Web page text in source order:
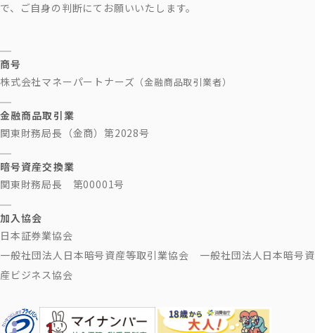
で、ご自身の判断にてお願いいたします。
商号
株式会社マネーパートナーズ （金融商品取引業者）
金融商品取引業
関東財務局長（金商）第2028号
暗号資産交換業
関東財務局長 第00001号
加入協会
日本証券業協会
一般社団法人日本暗号資産等取引業協会 一般社団法人日本暗号資
産ビジネス協会